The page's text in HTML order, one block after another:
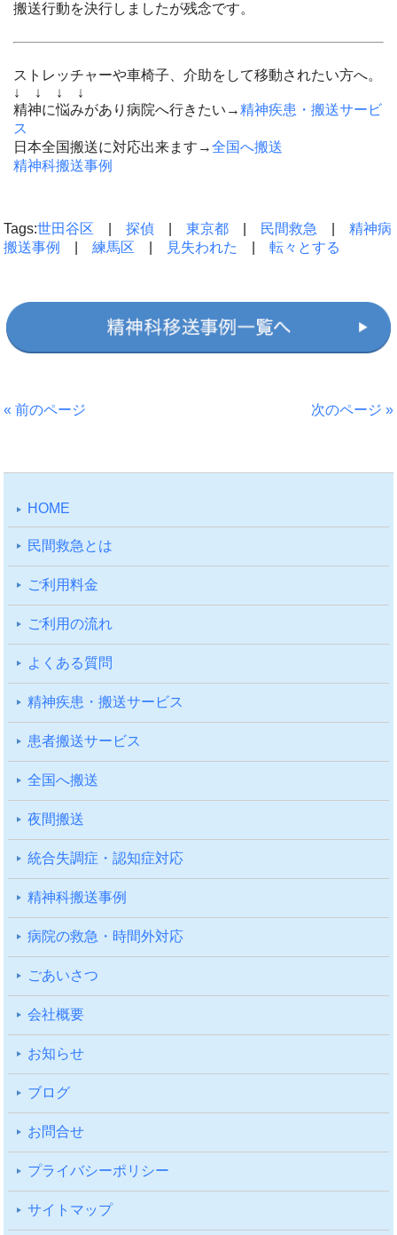
搬送行動を決行しましたが残念です。
ストレッチャーや車椅子、介助をして移動されたい方へ。
↓ ↓ ↓ ↓
精神に悩みがあり病院へ行きたい→精神疾患・搬送サービ
ス
日本全国搬送に対応出来ます→全国へ搬送
精神科搬送事例
Tags:世田谷区 |探偵 |東京都 民間救急 |精神病
搬送事例
|練馬区 見失われた |転々とする
« 前のページ 次のページ »
HOME
⺠間救急とは
ご利⽤料⾦
ご利⽤の流れ
よくある質問
精神疾患・搬送サービス
患者搬送サービス
全国へ搬送
夜間搬送
統合失調症・認知症対応
精神科搬送事例
病院の救急・時間外対応
ごあいさつ
会社概要
お知らせ
ブログ
お問合せ
プライバシーポリシー
サイトマップ